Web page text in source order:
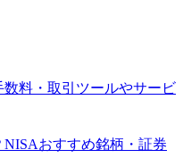
料・取引ツールやサービ
おすすめ銘柄・証券